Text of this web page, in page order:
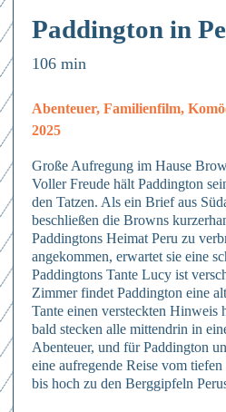
Paddington in
106 min
Abenteuer, Familienfilm,
2025
Große Aufregung im Hause
Voller Freude hält Paddington
den Tatzen. Als ein Brief aus
beschließen die Browns
Paddingtons Heimat Peru zu
angekommen, erwartet sie eine
Paddingtons Tante Lucy ist
Zimmer findet Paddington eine
Tante einen versteckten Hinweis
bald stecken alle mittendrin in
Abenteuer, und für Paddington
eine aufregende Reise vom
bis hoch zu den Berggipfeln
Hierher ziehen &